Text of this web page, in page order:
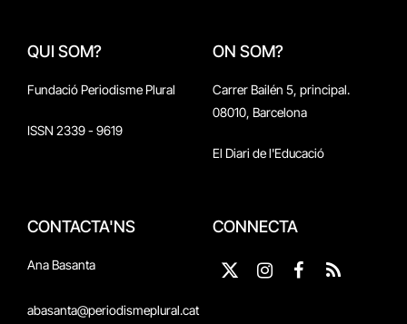
QUI SOM?
Fundació Periodisme Plural
ISSN 2339 - 9619
ON SOM?
Carrer Bailén 5, principal.
08010, Barcelona
El Diari de l'Educació
CONTACTA'NS
Ana Basanta
abasanta@periodismeplural.cat
CONNECTA
X
Instagram
Facebook
RSS